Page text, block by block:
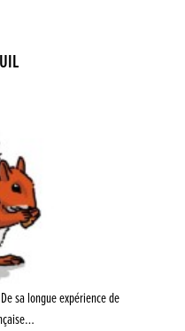
sa longue expérience de